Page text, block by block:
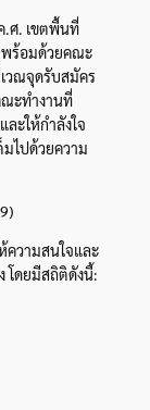
.ศ. เขตพื้นที่
พร้อมด้วยคณะ
วณจุดรับสมัคร
ณะทำงานที่
ะให้กำลังใจ
ไปด้วยความ
ความสนใจและ
โดยมีสถิติดังนี้: